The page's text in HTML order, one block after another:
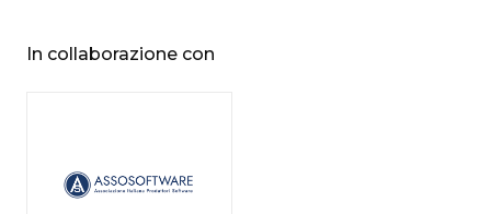
In collaborazione con